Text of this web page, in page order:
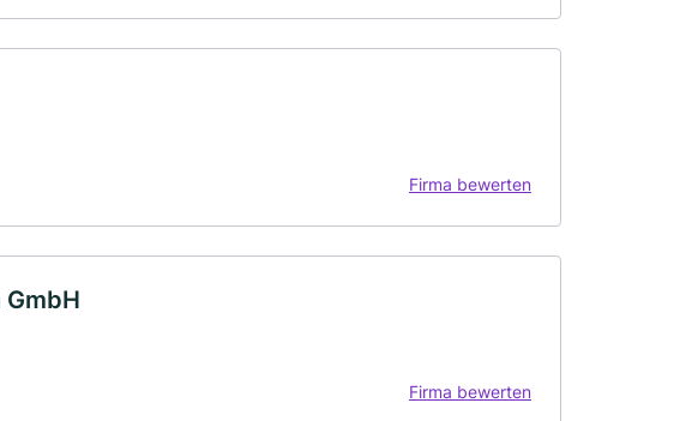
Firma bewerten
GmbH
Firma bewerten